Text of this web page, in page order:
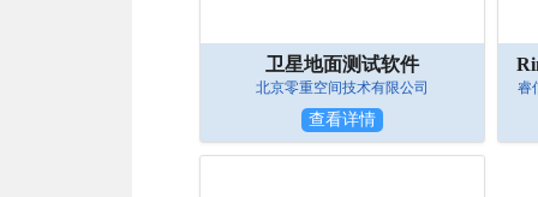
卫星地面测试软件
北京零重空间技术有限公司
查看详情
睿